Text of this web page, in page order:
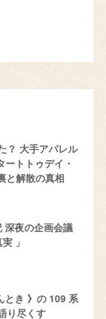
？ 大手アパレル
トトゥデイ・
と解散の真相
深夜の企画会議
」
とき 》の 109 系
り尽くす